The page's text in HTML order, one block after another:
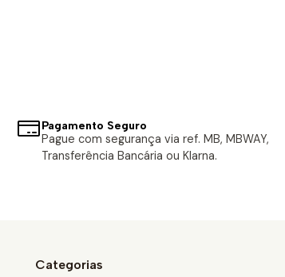
Pagamento Seguro
Pague com segurança via ref. MB, MBWAY,
Transferência Bancária ou Klarna.
Categorias